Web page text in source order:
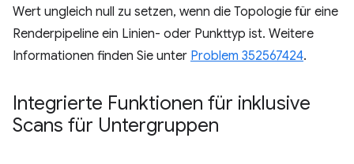
Wert ungleich null zu setzen, wenn die Topologie für eine
Renderpipeline ein Linien- oder Punkttyp ist. Weitere
Informationen finden Sie unter Problem 352567424.
Integrierte Funktionen für inklusive
Scans für Untergruppen